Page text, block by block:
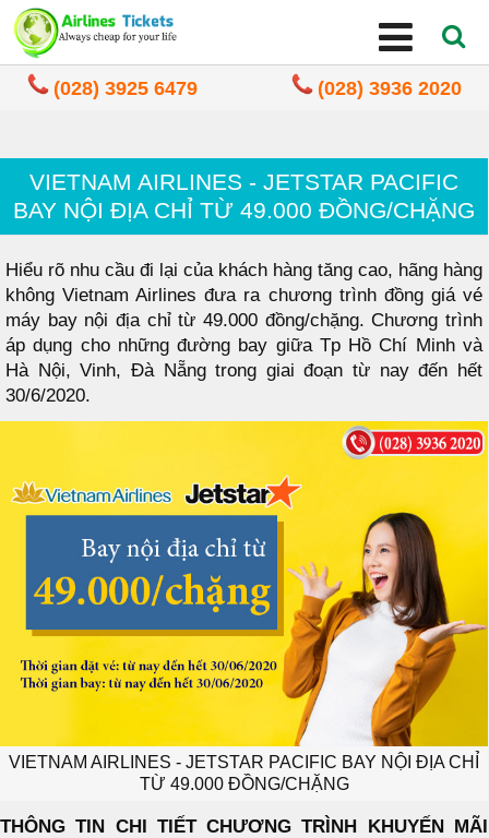
(028) 3925 6479 (028) 3936 2020
VIETNAM AIRLINES - JETSTAR PACIFIC
BAY NỘI ĐỊA CHỈ TỪ 49.000 ĐỒNG/CHẶNG
Hiểu rõ nhu cầu đi lại của khách hàng tăng cao, hãng hàng
không Vietnam Airlines đưa ra chương trình đồng giá vé
máy bay nội địa chỉ từ 49.000 đồng/chặng. Chương trình
áp dụng cho những đường bay giữa Tp Hồ Chí Minh và
Hà Nội, Vinh, Đà Nẵng trong giai đoạn từ nay đến hết
30/6/2020.
VIETNAM AIRLINES - JETSTAR PACIFIC BAY NỘI ĐỊA CHỈ
TỪ 49.000 ĐỒNG/CHẶNG
THÔNG TIN CHI TIẾT CHƯƠNG TRÌNH KHUYẾN MÃI